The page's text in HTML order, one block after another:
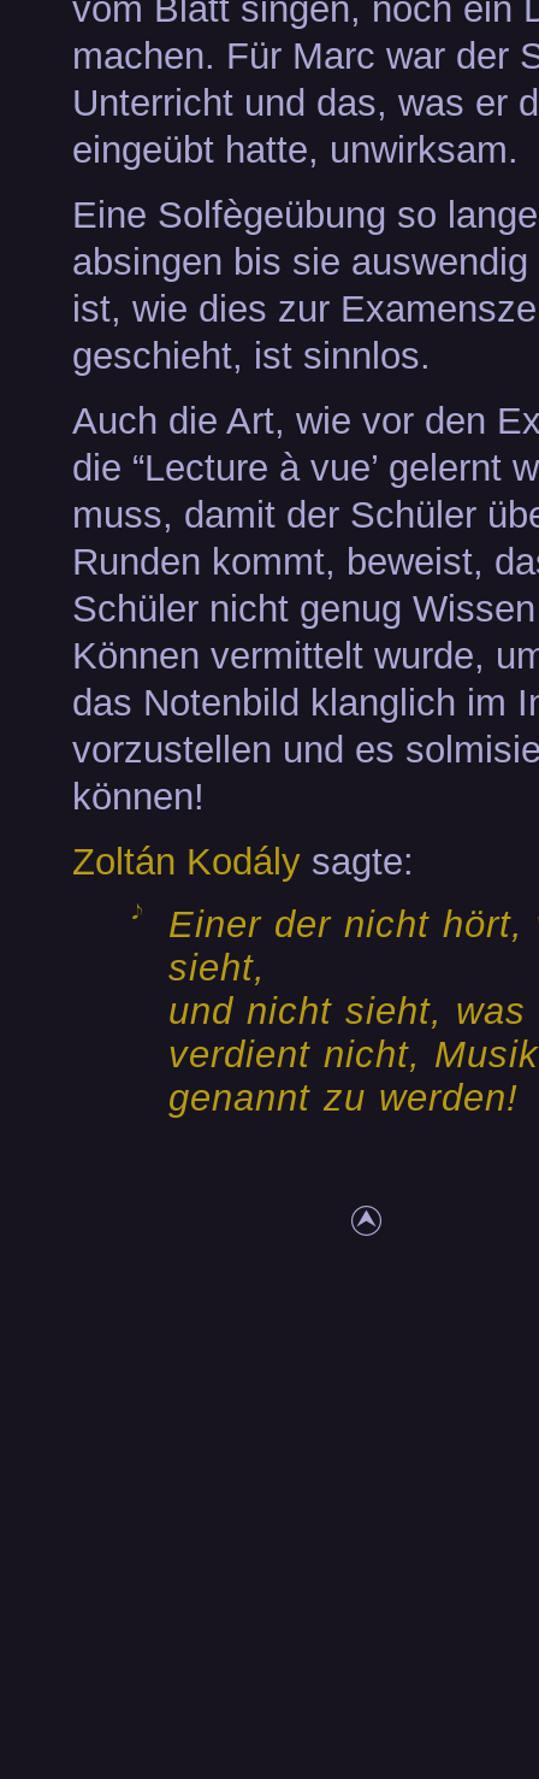
vom Blatt singen, noch ein
machen. Für Marc war der
Unterricht und das, was er
eingeübt hatte, unwirksam.
Eine Solfègeübung so lange
absingen bis sie
ist, wie dies zur
geschieht, ist sinnlos.
Auch die Art, wie vor den
die “Lecture à vue’ gelernt
muss, damit der Schüler
Runden kommt, beweist,
Schüler nicht genug
Können vermittelt wurde,
das Notenbild klanglich im
vorzustellen und es
können!
Zoltán Kodály sagte:
Einer der nicht hört,
sieht,
und nicht sieht, was
verdient nicht,
genannt zu werden!